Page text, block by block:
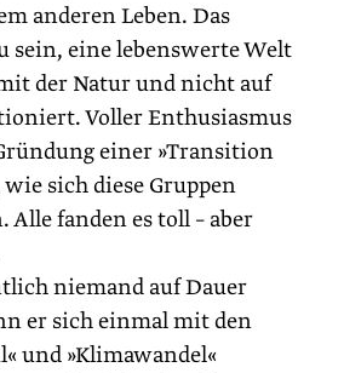
anderen Leben. Das
sein, eine lebenswerte Welt
der Natur und nicht auf
Voller Enthusiasmus
einer »Transition
sich diese Gruppen
fanden es toll – aber
niemand auf Dauer
er sich einmal mit den
und »Klimawandel«